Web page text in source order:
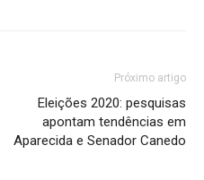
Próximo artigo
Eleições 2020: pesquisas
apontam tendências em
Aparecida e Senador Canedo